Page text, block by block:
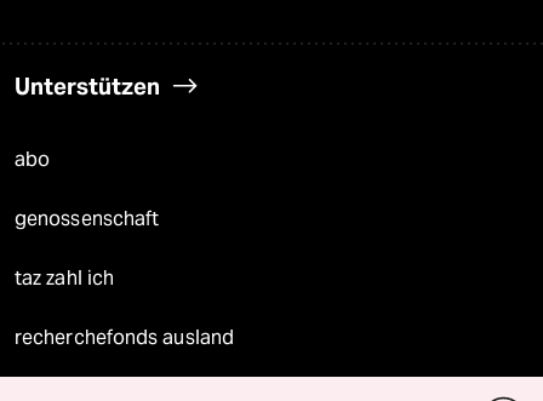
Unterstützen
abo
genossenschaft
taz zahl ich
recherchefonds ausland